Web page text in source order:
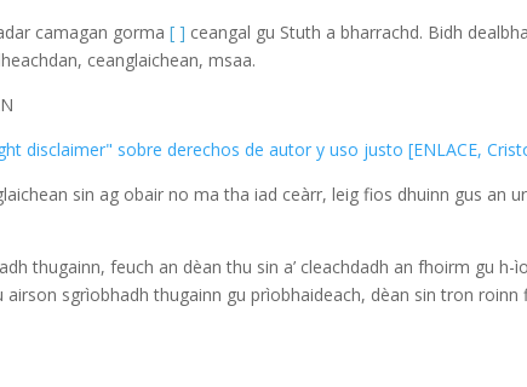
camagan gorma[ ] ceangal gu Stuth a bharrachd. Bidh
ceanglaichean, msaa.
disclaimer" sobre derechos de autor y uso justo [ENLACE,
sin ag obair no ma tha iad ceàrr, leig fios dhuinn gus an
thugainn, feuch an dèan thu sin a’ cleachdadh an fhoirm gu h-
sgrìobhadh thugainn gu prìobhaideach, dèan sin tron roinn